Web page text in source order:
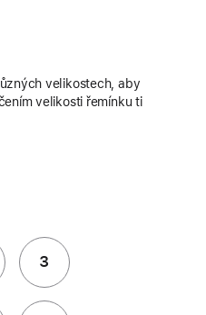
velikostech, aby
velikosti řemínku ti
3